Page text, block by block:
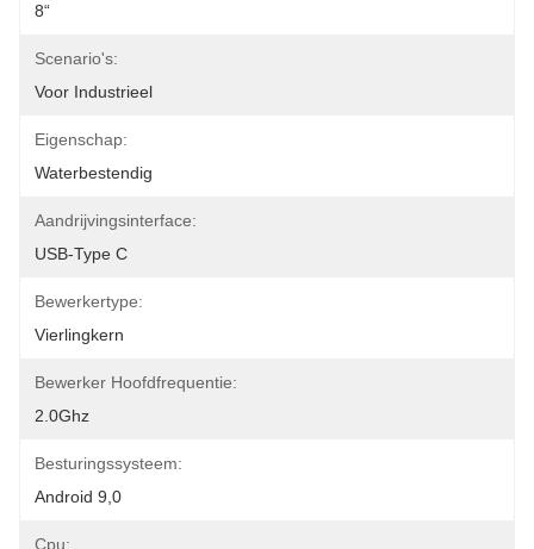
8“
Scenario's:
Voor Industrieel
Eigenschap:
Waterbestendig
Aandrijvingsinterface:
USB-Type C
Bewerkertype:
Vierlingkern
Bewerker Hoofdfrequentie:
2.0Ghz
Besturingssysteem:
Android 9,0
Cpu: